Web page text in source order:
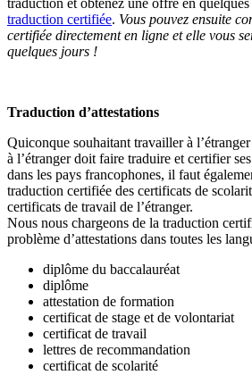
traduction et obtenez une offre en
traduction certifiée. Vous pouvez ensuite
certifiée directement en ligne et elle vous
quelques jours !
Traduction d’attestations
Quiconque souhaitant travailler à
à l’étranger doit faire traduire et certifier
dans les pays francophones, il faut
traduction certifiée des certificats de
certificats de travail de l’étranger.
Nous nous chargeons de la traduction
problème d’attestations dans toutes les
diplôme du baccalauréat
diplôme
attestation de formation
certificat de stage et de volontariat
certificat de travail
lettres de recommandation
certificat de scolarité